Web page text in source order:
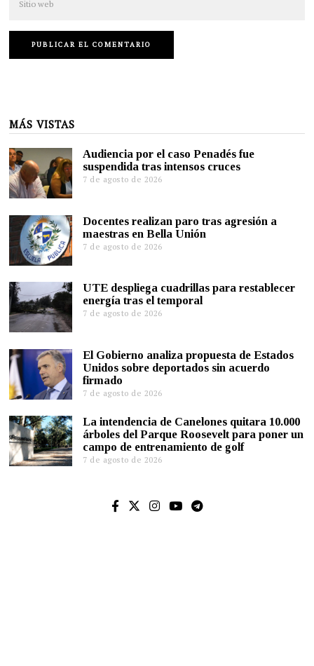
MÁS VISTAS
Audiencia por el caso Penadés fue
suspendida tras intensos cruces
7 de agosto de 2026
Docentes realizan paro tras agresión a
maestras en Bella Unión
7 de agosto de 2026
UTE despliega cuadrillas para restablecer
energía tras el temporal
7 de agosto de 2026
El Gobierno analiza propuesta de Estados
Unidos sobre deportados sin acuerdo
firmado
7 de agosto de 2026
La intendencia de Canelones quitara 10.000
árboles del Parque Roosevelt para poner un
campo de entrenamiento de golf
7 de agosto de 2026